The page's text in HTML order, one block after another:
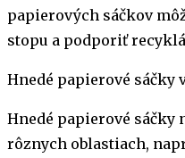
papierových sáčkov
stopu a podporiť
Hnedé papierové sáčky
Hnedé papierové sáčky
rôznych oblastiach,